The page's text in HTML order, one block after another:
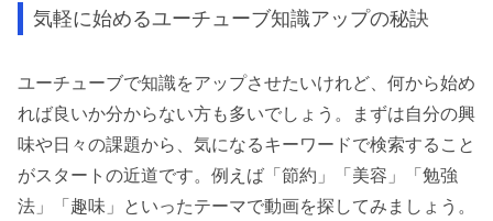
気軽に始めるユーチューブ知識アップの秘訣
ユーチューブで知識をアップさせたいけれど、何から始め
れば良いか分からない方も多いでしょう。まずは自分の興
味や日々の課題から、気になるキーワードで検索すること
がスタートの近道です。例えば「節約」「美容」「勉強
法」「趣味」といったテーマで動画を探してみましょう。